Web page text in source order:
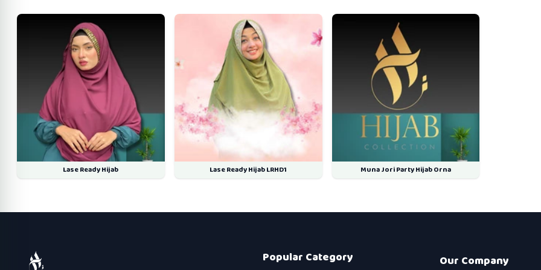
Lase Ready Hijab Lase Ready Hijab LRHD1 Muna Jori Party Hijab Orna
Popular Category Our Company